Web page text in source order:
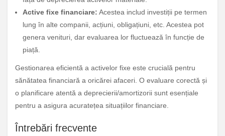
Active fixe financiare: Acestea includ investiții pe termen
lung în alte companii, acțiuni, obligațiuni, etc. Acestea pot
genera venituri, dar evaluarea lor fluctuează în funcție de
piață.
Gestionarea eficientă a activelor fixe este crucială pentru
sănătatea financiară a oricărei afaceri. O evaluare corectă și
o planificare atentă a deprecierii/amortizorii sunt esențiale
pentru a asigura acuratețea situațiilor financiare.
Întrebări frecvente